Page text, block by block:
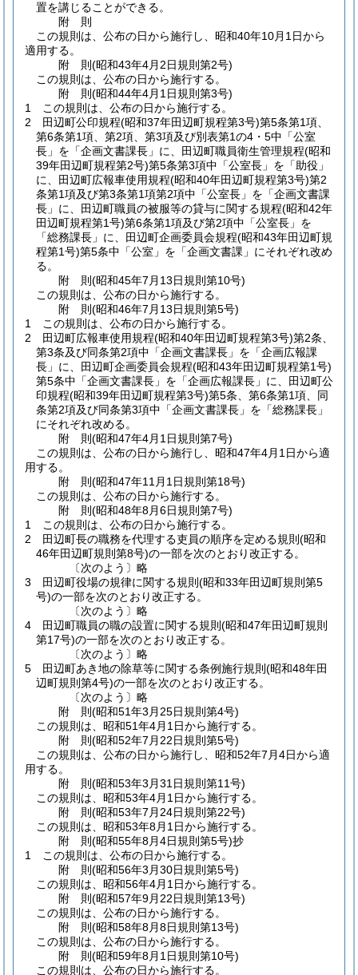
置を講じることができる。
附 則
この規則は、公布の日から施行し、昭和40年10月1日から
適用する。
附 則(昭和43年4月2日規則第2号)
この規則は、公布の日から施行する。
附 則(昭和44年4月1日規則第3号)
1
この規則は、公布の日から施行する。
2
田辺町公印規程(昭和37年田辺町規程第3号)第5条第1項、
第6条第1項、第2項、第3項及び別表第1の4・5中「公室
長」を「企画文書課長」に、田辺町職員衛生管理規程(昭和
39年田辺町規程第2号)第5条第3項中「公室長」を「助役」
に、田辺町広報車使用規程(昭和40年田辺町規程第3号)第2
条第1項及び第3条第1項第2項中「公室長」を「企画文書課
長」に、田辺町職員の被服等の貸与に関する規程(昭和42年
田辺町規程第1号)第6条第1項及び第2項中「公室長」を
「総務課長」に、田辺町企画委員会規程(昭和43年田辺町規
程第1号)第5条中「公室」を「企画文書課」にそれぞれ改め
る。
附 則(昭和45年7月13日規則第10号)
この規則は、公布の日から施行する。
附 則(昭和46年7月13日規則第5号)
1
この規則は、公布の日から施行する。
2
田辺町広報車使用規程(昭和40年田辺町規程第3号)第2条、
第3条及び同条第2項中「企画文書課長」を「企画広報課
長」に、田辺町企画委員会規程(昭和43年田辺町規程第1号)
第5条中「企画文書課長」を「企画広報課長」に、田辺町公
印規程(昭和39年田辺町規程第3号)第5条、第6条第1項、同
条第2項及び同条第3項中「企画文書課長」を「総務課長」
にそれぞれ改める。
附 則(昭和47年4月1日規則第7号)
この規則は、公布の日から施行し、昭和47年4月1日から適
用する。
附 則(昭和47年11月1日規則第18号)
この規則は、公布の日から施行する。
附 則(昭和48年8月6日規則第7号)
1
この規則は、公布の日から施行する。
2
田辺町長の職務を代理する吏員の順序を定める規則 (昭和
46年田辺町規則第8号)の一部を次のとおり改正する。
〔次のよう〕略
3
田辺町役場の規律に関する規則 (昭和33年田辺町規則第5
号)の一部を次のとおり改正する。
〔次のよう〕略
4
田辺町職員の職の設置に関する規則 (昭和47年田辺町規則
第17号)の一部を次のとおり改正する。
〔次のよう〕略
5
田辺町あき地の除草等に関する条例施行規則 (昭和48年田
辺町規則第4号)の一部を次のとおり改正する。
〔次のよう〕略
附 則(昭和51年3月25日規則第4号)
この規則は、昭和51年4月1日から施行する。
附 則(昭和52年7月22日規則第5号)
この規則は、公布の日から施行し、昭和52年7月4日から適
用する。
附 則(昭和53年3月31日規則第11号)
この規則は、昭和53年4月1日から施行する。
附 則(昭和53年7月24日規則第22号)
この規則は、昭和53年8月1日から施行する。
附 則(昭和55年8月4日規則第5号)抄
1
この規則は、公布の日から施行する。
附 則(昭和56年3月30日規則第5号)
この規則は、昭和56年4月1日から施行する。
附 則(昭和57年9月22日規則第13号)
この規則は、公布の日から施行する。
附 則(昭和58年8月8日規則第13号)
この規則は、公布の日から施行する。
附 則(昭和59年8月1日規則第10号)
この規則は、公布の日から施行する。